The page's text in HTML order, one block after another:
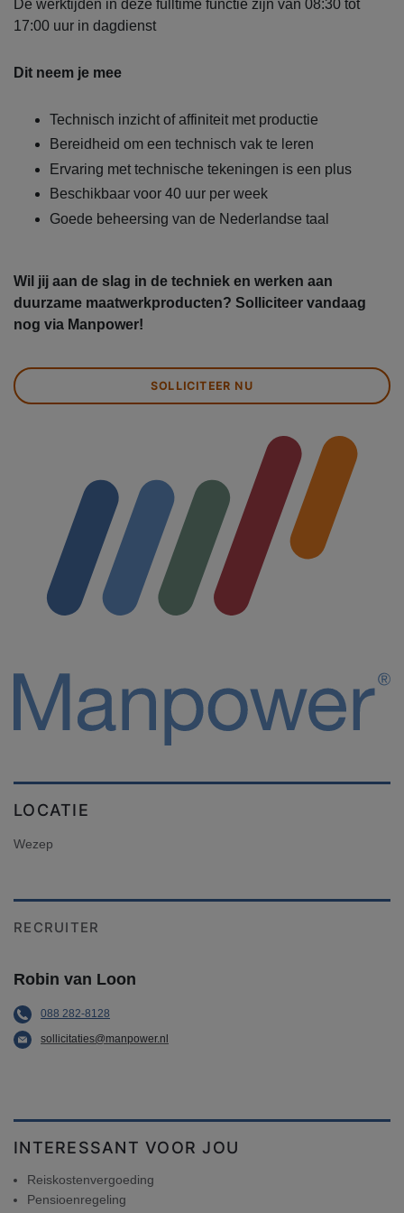
De werktijden in deze fulltime functie zijn van 08:30 tot
17:00 uur in dagdienst
Dit neem je mee
Technisch inzicht of affiniteit met productie
Bereidheid om een technisch vak te leren
Ervaring met technische tekeningen is een plus
Beschikbaar voor 40 uur per week
Goede beheersing van de Nederlandse taal
Wil jij aan de slag in de techniek en werken aan
duurzame maatwerkproducten? Solliciteer vandaag
nog via Manpower!
SOLLICITEER NU
LOCATIE
Wezep
RECRUITER
Robin van Loon
088 282-8128
sollicitaties@manpower.nl
INTERESSANT VOOR JOU
Reiskostenvergoeding
Pensioenregeling